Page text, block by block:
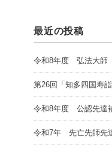
最近の投稿
令和8年度 弘法大師
第26回「知多四国寿
令和8年度 公認先達
令和7年 先亡先師先